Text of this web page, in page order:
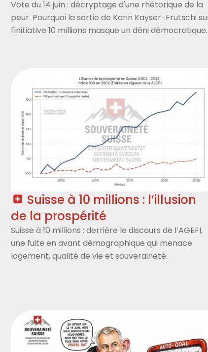
Vote du 14 juin : décryptage d'une rhétorique de la
peur. Pourquoi la sortie de Karin Kayser-Frutschi
l'initiative 10 millions masque un déni démocratique.
Suisse à 10 millions : l’illusion
de la prospérité
Suisse à 10 millions : derrière le discours de l’AGEFI,
une fuite en avant démographique qui menace
logement, qualité de vie et souveraineté.